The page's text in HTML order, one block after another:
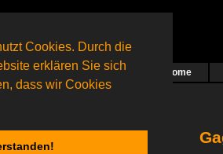
Cookies. Durch die
erklären Sie sich
dass wir Cookies
Rätsel ist in Arbeit Home
und 44 Gäste)